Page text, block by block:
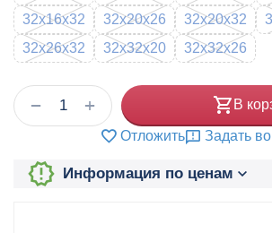
32x16x32
32x20x26 32x20x32
32x26x32
32x32x20 32x32x26
+
− В
Отложить Задать
Информация по ценам